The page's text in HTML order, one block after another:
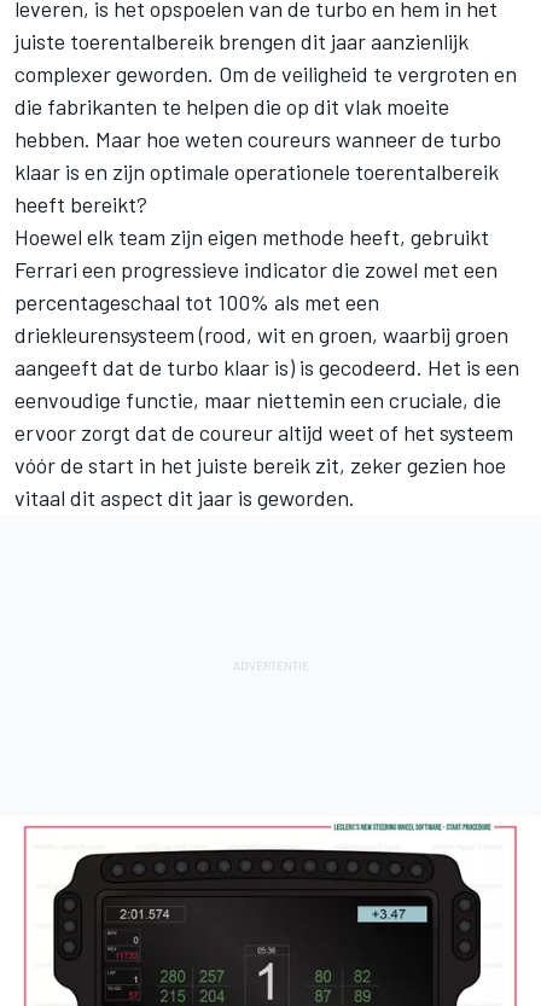
leveren, is het opspoelen van de turbo en hem in het
juiste toerentalbereik brengen dit jaar aanzienlijk
complexer geworden. Om de veiligheid te vergroten en
die fabrikanten te helpen die op dit vlak moeite
hebben. Maar hoe weten coureurs wanneer de turbo
klaar is en zijn optimale operationele toerentalbereik
heeft bereikt?
Hoewel elk team zijn eigen methode heeft, gebruikt
Ferrari een progressieve indicator die zowel met een
percentageschaal tot 100% als met een
driekleurensysteem (rood, wit en groen, waarbij groen
aangeeft dat de turbo klaar is) is gecodeerd. Het is een
eenvoudige functie, maar niettemin een cruciale, die
ervoor zorgt dat de coureur altijd weet of het systeem
vóór de start in het juiste bereik zit, zeker gezien hoe
vitaal dit aspect dit jaar is geworden.